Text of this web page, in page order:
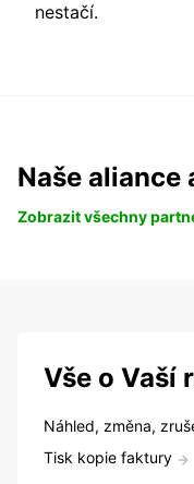
nestačí.
Naše aliance
Zobrazit všechny
Vše o Vaší
Náhled, změna,
Tisk kopie faktury